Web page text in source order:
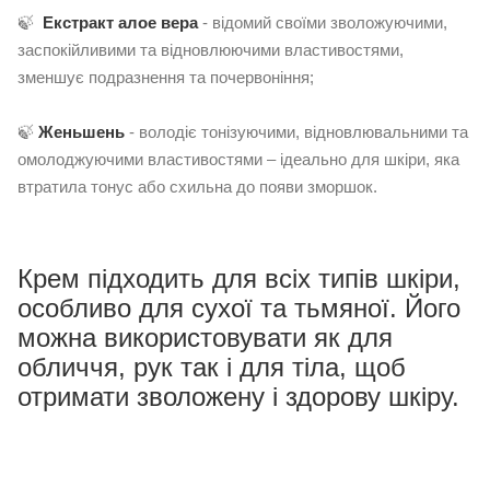
🍃 Екстракт алое вера- відомий своїми зволожуючими,
заспокійливими та відновлюючими властивостями,
зменшує подразнення та почервоніння;
🍃 Женьшень - володіє тонізуючими, відновлювальними та
омолоджуючими властивостями – ідеально для шкіри, яка
втратила тонус або схильна до появи зморшок.
Крем підходить для всіх типів шкіри,
особливо для сухої та тьмяної. Його
можна використовувати як для
обличчя, рук так і для тіла, щоб
отримати зволожену і здорову шкіру.